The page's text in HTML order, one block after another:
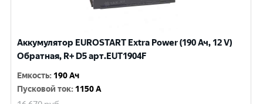
Аккумулятор EUROSTART Extra Power (190 Ач, 12 V)
Обратная, R+ D5 арт.EUT1904F
Емкость: 190 Ач
Пусковой ток: 1150 A